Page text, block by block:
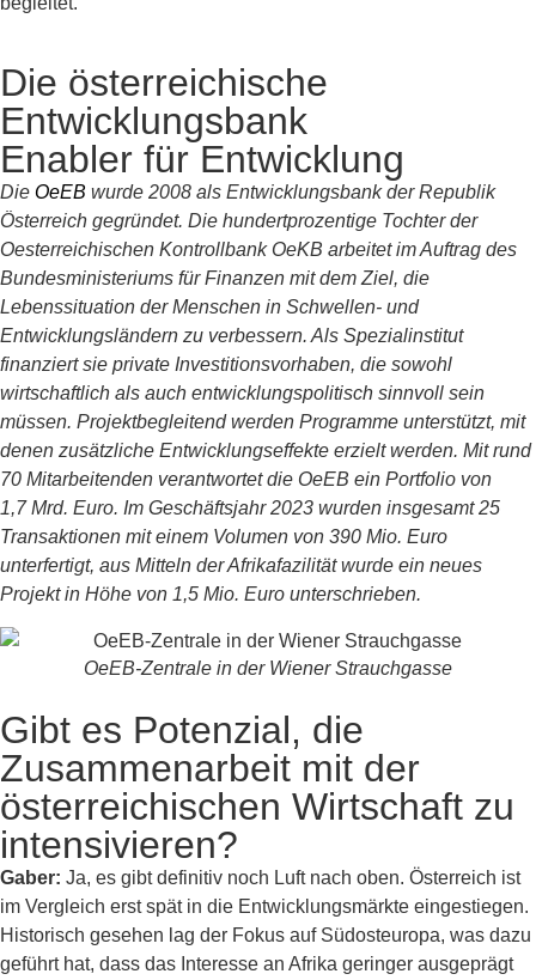
Die österreichische
Entwicklungsbank
Enabler für Entwicklung
Die OeEB wurde 2008 als Entwicklungsbank der Republik
Österreich gegründet. Die hundertprozentige Tochter der
Oesterreichischen Kontrollbank OeKB arbeitet im Auftrag des
Bundesministeriums für Finanzen mit dem Ziel, die
Lebenssituation der Menschen in Schwellen- und
Entwicklungsländern zu verbessern. Als Spezialinstitut
finanziert sie private Investitionsvorhaben, die sowohl
wirtschaftlich als auch entwicklungspolitisch sinnvoll sein
müssen. Projektbegleitend werden Programme unterstützt, mit
denen zusätzliche Entwicklungseffekte erzielt werden. Mit rund
70 Mitarbeitenden verantwortet die OeEB ein Portfolio von
1,7 Mrd. Euro. Im Geschäftsjahr 2023 wurden insgesamt 25
Transaktionen mit einem Volumen von 390 Mio. Euro
unterfertigt, aus Mitteln der Afrikafazilität wurde ein neues
Projekt in Höhe von 1,5 Mio. Euro unterschrieben.
OeEB-Zentrale in der Wiener Strauchgasse
Gibt es Potenzial, die
Zusammenarbeit mit der
österreichischen Wirtschaft zu
intensivieren?
Gaber: Ja, es gibt definitiv noch Luft nach oben. Österreich ist
im Vergleich erst spät in die Entwicklungsmärkte eingestiegen.
Historisch gesehen lag der Fokus auf Südosteuropa, was dazu
geführt hat, dass das Interesse an Afrika geringer ausgeprägt